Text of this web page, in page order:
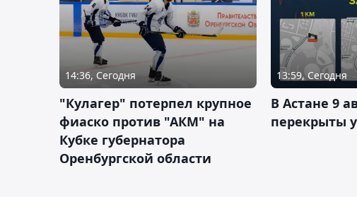
14:36, Сегодня
"Кулагер" потерпел крупное
фиаско против "АКМ" на
Кубке губернатора
Оренбургской области
13:59, Сегодня
В Астане 9
перекрыты